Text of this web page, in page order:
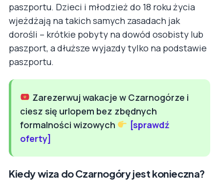
paszportu. Dzieci i młodzież do 18 roku życia
wjeżdżają na takich samych zasadach jak
dorośli – krótkie pobyty na dowód osobisty lub
paszport, a dłuższe wyjazdy tylko na podstawie
paszportu.
Zarezerwuj wakacje w Czarnogórze i
ciesz się urlopem bez zbędnych
formalności wizowych
[sprawdź
oferty]
Kiedy wiza do Czarnogóry jest konieczna?